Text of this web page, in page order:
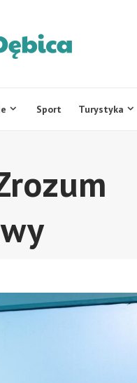
Sport Turystyka